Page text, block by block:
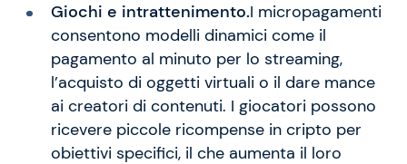
Giochi e intrattenimento.I micropagamenti
consentono modelli dinamici come il
pagamento al minuto per lo streaming,
l’acquisto di oggetti virtuali o il dare mance
ai creatori di contenuti. I giocatori possono
ricevere piccole ricompense in cripto per
obiettivi specifici, il che aumenta il loro